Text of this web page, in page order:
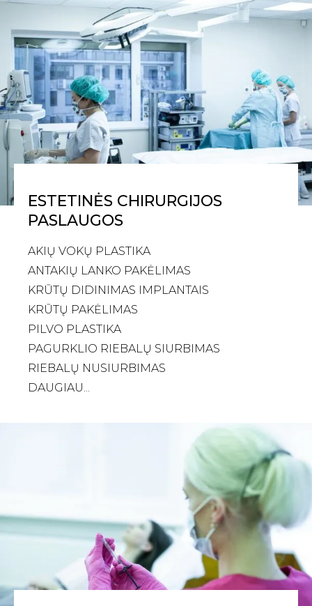
ESTETINĖS CHIRURGIJOS
PASLAUGOS
AKIŲ VOKŲ PLASTIKA
ANTAKIŲ LANKO PAKĖLIMAS
KRŪTŲ DIDINIMAS IMPLANTAIS
KRŪTŲ PAKĖLIMAS
PILVO PLASTIKA
PAGURKLIO RIEBALŲ SIURBIMAS
RIEBALŲ NUSIURBIMAS
DAUGIAU...